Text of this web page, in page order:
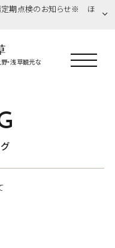
定期点検のお知らせ※ ほ
・浅草観光な